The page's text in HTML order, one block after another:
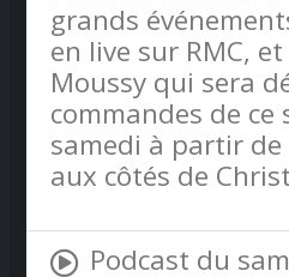
grands
en live sur RMC, et
Moussy qui sera
commandes de ce
samedi à partir de
aux côtés de
Podcast du